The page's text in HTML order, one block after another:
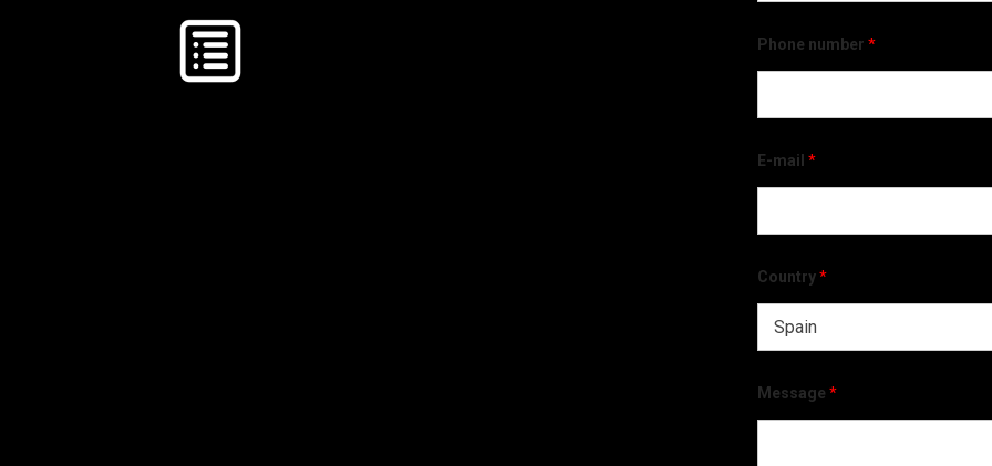
Phone number *
E-mail *
Country*
Message *